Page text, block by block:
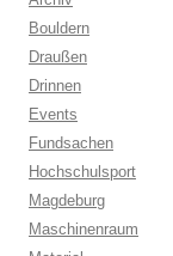
Bouldern
Draußen
Drinnen
Events
Fundsachen
Hochschulsport
Magdeburg
Maschinenraum